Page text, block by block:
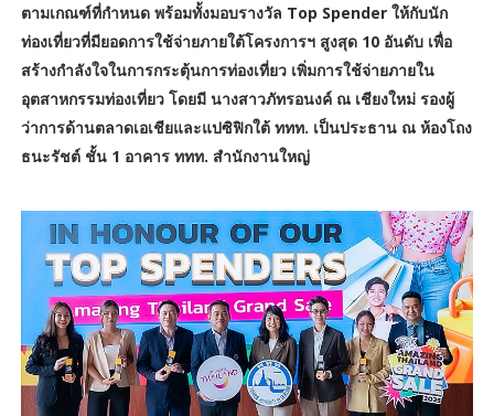
ตามเกณฑ์ที่กำหนด พร้อมทั้งมอบรางวัล Top Spender ให้กับนัก
ท่องเที่ยวที่มียอดการใช้จ่ายภายใต้โครงการฯ สูงสุด 10 อันดับ เพื่อ
สร้างกำลังใจในการกระตุ้นการท่องเที่ยว เพิ่มการใช้จ่ายภายใน
อุตสาหกรรมท่องเที่ยว โดยมี นางสาวภัทรอนงค์ ณ เชียงใหม่ รองผู้
ว่าการด้านตลาดเอเชียและแปซิฟิกใต้ ททท. เป็นประธาน ณ ห้องโถง
ธนะรัชต์ ชั้น 1 อาคาร ททท. สำนักงานใหญ่